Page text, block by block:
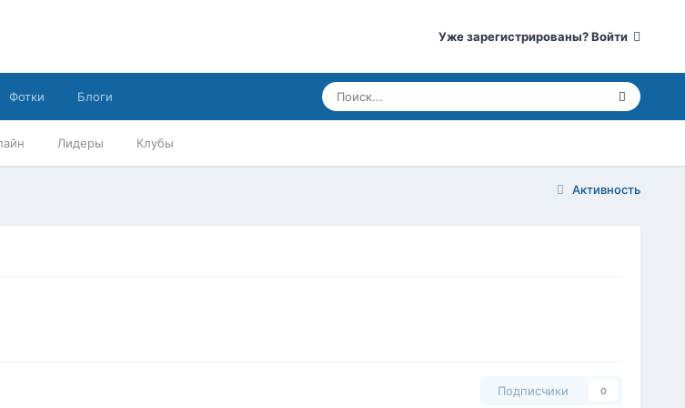
Уже зарегистрированы? Войти
Лидеры Клубы
Фотки Блоги
Активность
Подписчики 0